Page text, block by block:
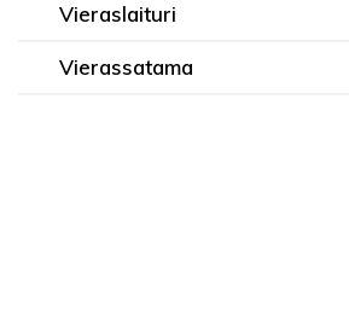
Vieraslaituri
Vierassatama